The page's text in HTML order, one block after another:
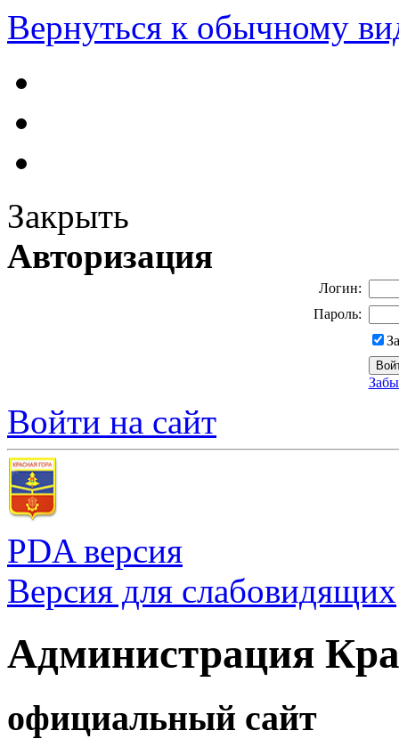
Вернуться к обычному
Закрыть
Авторизация
Логин:
Пароль:
Войти на сайт
PDA версия
Версия для слабовидящих
Администрация
официальный сайт